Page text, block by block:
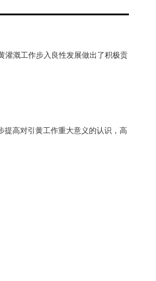
灌溉工作步入良性发展做出了积极贡
提高对引黄工作重大意义的认识，高